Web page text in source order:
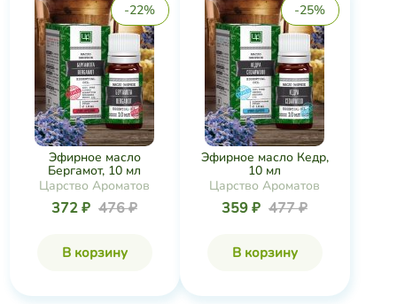
-22%
Эфирное масло
Бергамот, 10 мл
Царство Ароматов
372 ₽ 476 ₽
В корзину
-25%
Эфирное масло Кедр,
10 мл
Царство Ароматов
359 ₽ 477 ₽
В корзину